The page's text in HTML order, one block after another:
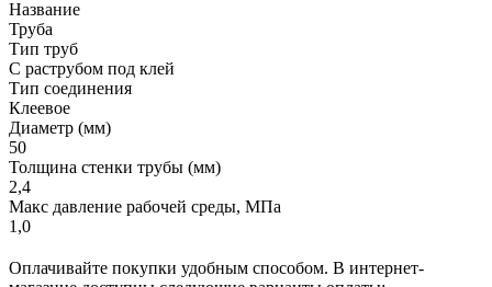
Название
Труба
Тип труб
С раструбом под клей
Тип соединения
Клеевое
Диаметр (мм)
50
Толщина стенки трубы (мм)
2,4
Макс давление рабочей среды, МПа
1,0
Оплачивайте покупки удобным способом. В интернет-